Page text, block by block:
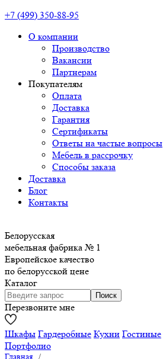
+7 (499) 350-88-95
О компании
Производство
Вакансии
Партнерам
Покупателям
Оплата
Доставка
Гарантия
Сертификаты
Ответы на частые вопросы
Мебель в рассрочку
Способы заказа
Доставка
Блог
Контакты
Белорусская
мебельная фабрика № 1
Европейское качество
по белорусской цене
Каталог
Перезвоните мне
Шкафы Гардеробные Кухни Гостиные
Портфолио
Главная /